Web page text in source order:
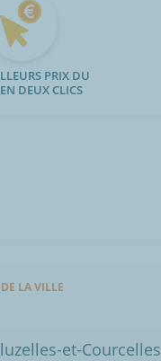
PRIX DU
DEUX CLICS
LA VILLE
et-Courcelles